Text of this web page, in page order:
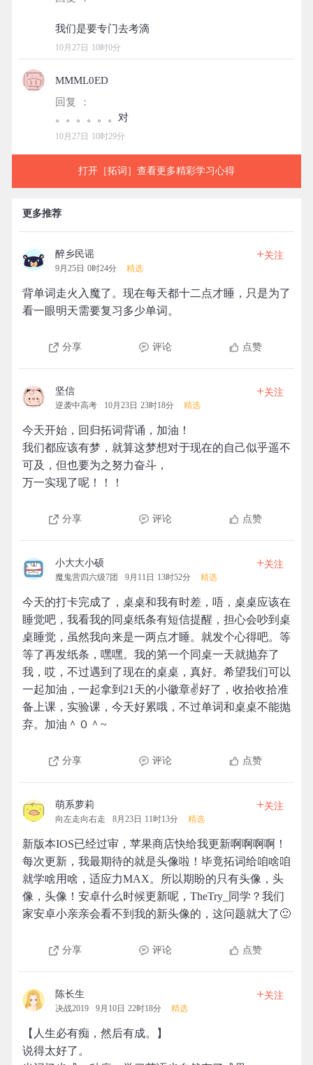
10月27日 10时0分
MMML0ED
回复 ：
10月27日 10时29分
打开［拓词］查看更多精彩学习心得
更多推荐
醉乡民谣
9月25日 0时24分 精选
+关注
背单词走火入魔了。现在每天都十二点才睡，只是为了
看一眼明天需要复习多少单词。
分享 评论 点赞
坚信
逆袭中高考 10月23日 23时18分 精选
+关注
今天开始，回归拓词背诵，加油！
我们都应该有梦，就算这梦想对于现在的自己似乎遥不
可及，但也要为之努力奋斗，
万一实现了呢！！！
分享 评论 点赞
小大大小硕
魔鬼营四六级7团 9月11日 13时52分 精选
+关注
今天的打卡完成了，桌桌和我有时差，唔，桌桌应该在
睡觉吧，我看我的同桌纸条有短信提醒，担心会吵到桌
桌睡觉，虽然我向来是一两点才睡。就发个心得吧。等
等了再发纸条，嘿嘿。我的第一个同桌一天就抛弃了
我，哎，不过遇到了现在的桌桌，真好。希望我们可以
一起加油，一起拿到21天的小徽章✌好了，收拾收拾准
备上课，实验课，今天好累哦，不过单词和桌桌不能抛
弃。加油＾０＾~
分享 评论 点赞
萌系萝莉
向左走向右走 8月23日 11时13分 精选
+关注
新版本IOS已经过审，苹果商店快给我更新啊啊啊啊！
每次更新，我最期待的就是头像啦！毕竟拓词给咱啥咱
就学啥用啥，适应力MAX。所以期盼的只有头像，头
像，头像！安卓什么时候更新呢，TheTry_同学？我们
家安卓小亲亲会看不到我的新头像的，这问题就大了🙂
分享 评论 点赞
陈长生
决战2019 9月10日 22时18分 精选
+关注
【人生必有痴，然后有成。】
说得太好了。